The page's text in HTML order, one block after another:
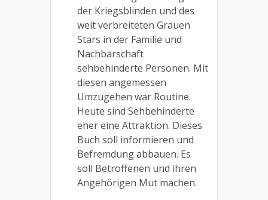
der Kriegsblinden und des
weit verbreiteten Grauen
Stars in der Familie und
Nachbarschaft
sehbehinderte Personen. Mit
diesen angemessen
Umzugehen war Routine.
Heute sind Sehbehinderte
eher eine Attraktion. Dieses
Buch soll informieren und
Befremdung abbauen. Es
soll Betroffenen und ihren
Angehörigen Mut machen.